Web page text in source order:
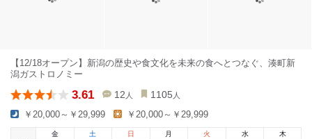
【12/18オープン】新潟の歴史や食文化を未来の食へとつなぐ、湊町新
潟ガストロノミー
3.61 12 人 1105 人
￥20,000～￥29,999 ￥20,000～￥29,999
金
土 日 月 火 水 木